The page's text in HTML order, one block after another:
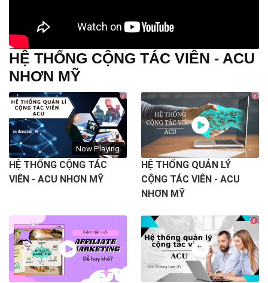
HỆ THỐNG CỘNG TÁC VIÊN - ACU
NHƠN MỸ
Now Playing
HỆ THỐNG CỘNG TÁC
VIÊN - ACU NHƠN MỸ
HỆ THỐNG QUẢN LÝ
CỘNG TÁC VIÊN - ACU
NHƠN MỸ